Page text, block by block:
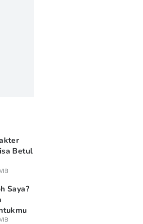
Betul
Saya?